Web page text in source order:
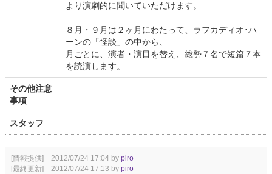
より演劇的に聞いていただけます。
８月・９月は２ヶ月にわたって、ラフカディオ･ハ
ーンの「怪談」の中から、
月ごとに、演者・演目を替え、総勢７名で短篇７本
を読演します。
その他注意
事項
スタッフ
[情報提供] 2012/07/24 17:04 by piro
[最終更新] 2012/07/24 17:13 by piro